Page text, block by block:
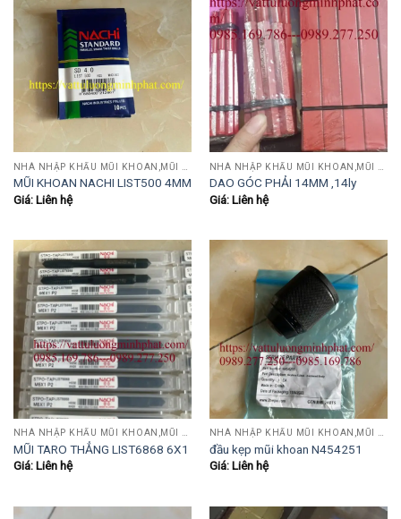
MŨI KHOAN NACHI LIST500 4MM
Giá: Liên hệ
DAO GÓC PHẢI 14MM ,14ly
Giá: Liên hệ
NHÀ NHẬP KHẨU MŨI KHOAN,MŨI TARO,MŨI TIỆN,MŨI PHAY....
MŨI TARO THẲNG LIST6868 6X1
Giá: Liên hệ
NHÀ NHẬP KHẨU MŨI KHOAN,MŨI TARO,MŨI TIỆN,MŨI PHAY....
đầu kẹp mũi khoan N454251
Giá: Liên hệ